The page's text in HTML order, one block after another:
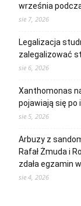
września
sie 7, 2026
Legalizacja
zalegalizować
sie 6, 2026
Xanthomonas
pojawiają się
sie 5, 2026
Arbuzy z
Rafał Żmuda i
zdała egzamin
sie 4, 2026